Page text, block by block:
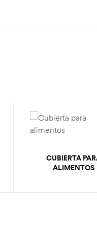
CUBIERTA
ALIMENTOS